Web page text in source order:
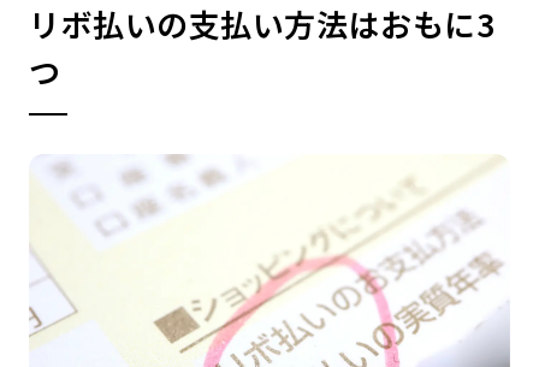
リボ払いの支払い方法はおもに3
つ